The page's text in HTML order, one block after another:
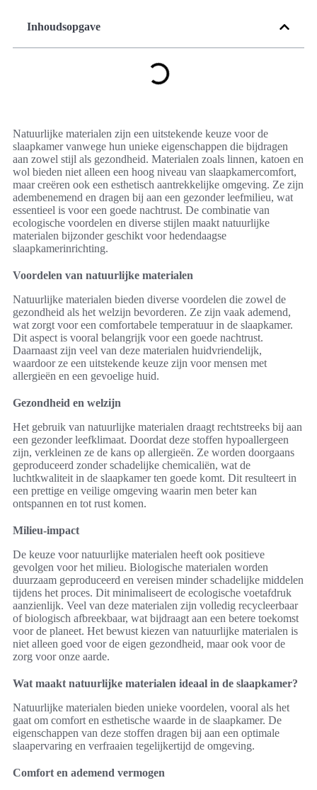
Inhoudsopgave
Natuurlijke materialen zijn een uitstekende keuze voor de
slaapkamer vanwege hun unieke eigenschappen die bijdragen
aan zowel stijl als gezondheid. Materialen zoals linnen, katoen en
wol bieden niet alleen een hoog niveau van slaapkamercomfort,
maar creëren ook een esthetisch aantrekkelijke omgeving. Ze zijn
adembenemend en dragen bij aan een gezonder leefmilieu, wat
essentieel is voor een goede nachtrust. De combinatie van
ecologische voordelen en diverse stijlen maakt natuurlijke
materialen bijzonder geschikt voor hedendaagse
slaapkamerinrichting.
Voordelen van natuurlijke materialen
Natuurlijke materialen bieden diverse voordelen die zowel de
gezondheid als het welzijn bevorderen. Ze zijn vaak ademend,
wat zorgt voor een comfortabele temperatuur in de slaapkamer.
Dit aspect is vooral belangrijk voor een goede nachtrust.
Daarnaast zijn veel van deze materialen huidvriendelijk,
waardoor ze een uitstekende keuze zijn voor mensen met
allergieën en een gevoelige huid.
Gezondheid en welzijn
Het gebruik van natuurlijke materialen draagt rechtstreeks bij aan
een gezonder leefklimaat. Doordat deze stoffen hypoallergeen
zijn, verkleinen ze de kans op allergieën. Ze worden doorgaans
geproduceerd zonder schadelijke chemicaliën, wat de
luchtkwaliteit in de slaapkamer ten goede komt. Dit resulteert in
een prettige en veilige omgeving waarin men beter kan
ontspannen en tot rust komen.
Milieu-impact
De keuze voor natuurlijke materialen heeft ook positieve
gevolgen voor het milieu. Biologische materialen worden
duurzaam geproduceerd en vereisen minder schadelijke middelen
tijdens het proces. Dit minimaliseert de ecologische voetafdruk
aanzienlijk. Veel van deze materialen zijn volledig recycleerbaar
of biologisch afbreekbaar, wat bijdraagt aan een betere toekomst
voor de planeet. Het bewust kiezen van natuurlijke materialen is
niet alleen goed voor de eigen gezondheid, maar ook voor de
zorg voor onze aarde.
Wat maakt natuurlijke materialen ideaal in de slaapkamer?
Natuurlijke materialen bieden unieke voordelen, vooral als het
gaat om comfort en esthetische waarde in de slaapkamer. De
eigenschappen van deze stoffen dragen bij aan een optimale
slaapervaring en verfraaien tegelijkertijd de omgeving.
Comfort en ademend vermogen